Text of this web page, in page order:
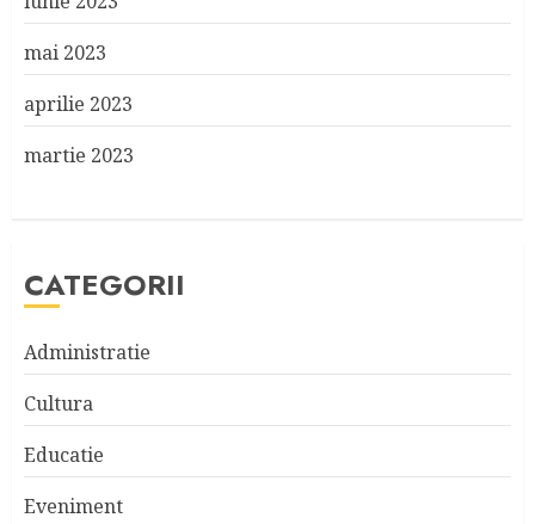
mai 2023
aprilie 2023
martie 2023
CATEGORII
Administratie
Cultura
Educatie
Eveniment